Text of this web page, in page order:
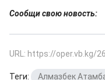
Сообщи свою новость:
URL: https://oper.vb.kg/
Теги: Алмазбек